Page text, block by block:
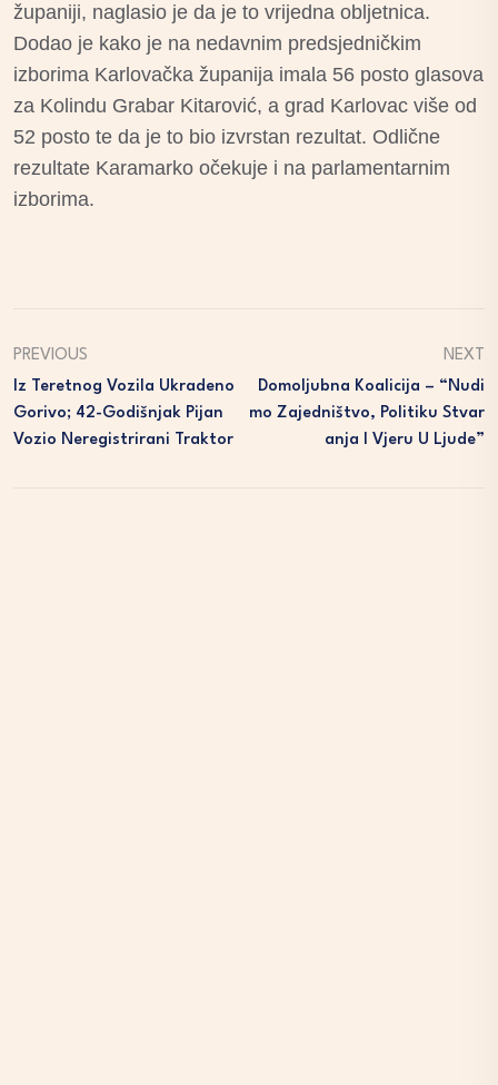
županiji, naglasio je da je to vrijedna obljetnica.
Dodao je kako je na nedavnim predsjedničkim
izborima Karlovačka županija imala 56 posto glasova
za Kolindu Grabar Kitarović, a grad Karlovac više od
52 posto te da je to bio izvrstan rezultat. Odlične
rezultate Karamarko očekuje i na parlamentarnim
izborima.
PREVIOUS
Iz Teretnog Vozila Ukradeno
Gorivo; 42-Godišnjak Pijan
Vozio Neregistrirani Traktor
NEXT
Domoljubna Koalicija – “nudi
Mo Zajedništvo, Politiku Stvar
Anja I Vjeru U Ljude”